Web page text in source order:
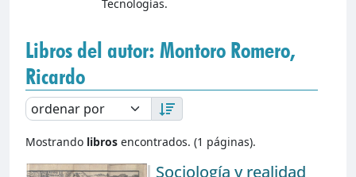
Tecnologías.
Libros del autor: Montoro Romero,
Ricardo
Mostrando libros encontrados. (1 páginas).
Sociología y realidad